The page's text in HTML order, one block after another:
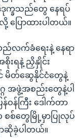
က္ခသည်တွေ နေရပ်
ြောထားပါတယ်။
ည်လက်ခံရေးနဲ့ နေရာ
စိုးရနဲ့ ညှိနှိုင်း
မိတ်ဆွေနိုင်ငံတွေနဲ့
အဖွဲ့အစည်းတွေနဲ့ပါ
န်ကြီး ဒေါက်တာ
စ်တွေမြို့မှာပြုလုပ်
ာဆိုခဲ့ပါတယ်။